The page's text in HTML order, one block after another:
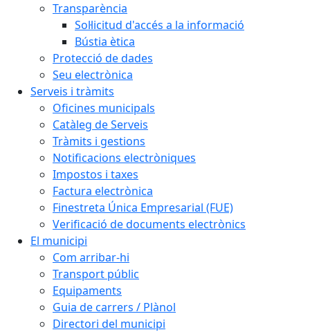
Transparència
Sol·licitud d'accés a la informació
Bústia ètica
Protecció de dades
Seu electrònica
Serveis i tràmits
Oficines municipals
Catàleg de Serveis
Tràmits i gestions
Notificacions electròniques
Impostos i taxes
Factura electrònica
Finestreta Única Empresarial (FUE)
Verificació de documents electrònics
El municipi
Com arribar-hi
Transport públic
Equipaments
Guia de carrers / Plànol
Directori del municipi